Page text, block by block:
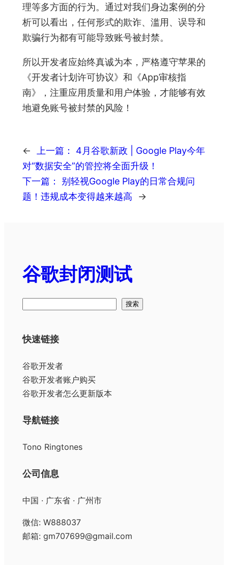
理等多方面的行为。通过对我们身边案例的分
析可以看出，任何形式的欺诈、滥用、误导和
欺骗行为都有可能导致账号被封禁。
所以开发者应始终真诚为本，严格遵守苹果的
《开发者计划许可协议》和《App审核指
南》，注重应用质量和用户体验，才能够有效
地避免账号被封禁的风险！
← 上一篇：
4月谷歌新政 | Google Play今年
对“数据安全”的管控将全面升级！
下一篇：
别轻视Google Play的日常合规问
题！违规成本变得越来越高
→
谷歌封闭测试
搜索
快速链接
谷歌开发者
谷歌开发者账户购买
谷歌开发者怎么更新版本
导航链接
Tono Ringtones
公司信息
中国 · 广东省 · 广州市
微信: W888037
邮箱: gm707699@gmail.com